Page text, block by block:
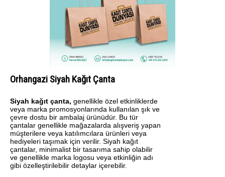
Orhangazi Siyah Kağıt Çanta
Siyah kağıt çanta, genellikle özel etkinliklerde
veya marka promosyonlarında kullanılan şık ve
çevre dostu bir ambalaj ürünüdür. Bu tür
çantalar genellikle mağazalarda alışveriş yapan
müşterilere veya katılımcılara ürünleri veya
hediyeleri taşımak için verilir. Siyah kağıt
çantalar, minimalist bir tasarıma sahip olabilir
ve genellikle marka logosu veya etkinliğin adı
gibi özelleştirilebilir detaylar içerebilir.